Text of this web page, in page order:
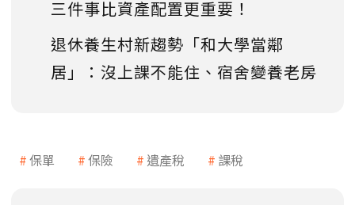
三件事比資產配置更重要！
退休養生村新趨勢「和大學當鄰
居」：沒上課不能住、宿舍變養老房
保單 保險 遺產稅 課稅